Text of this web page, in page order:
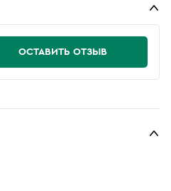
ОСТАВИТЬ ОТЗЫВ